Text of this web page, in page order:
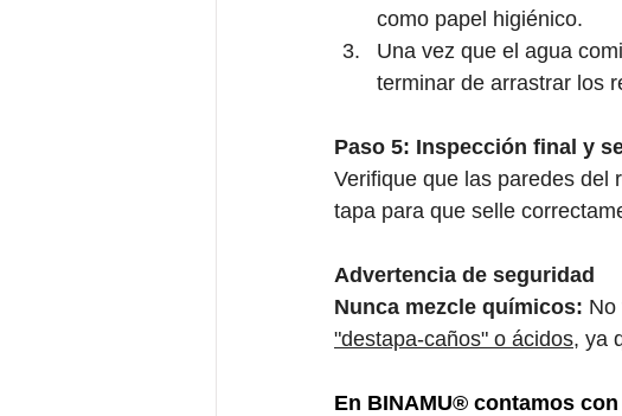
como papel higiénico.
Una vez que el agua
terminar de arrastrar los
Paso 5: Inspección final y
Verifique que las paredes del
tapa para que selle
Advertencia de seguridad
Nunca mezcle químicos: No
"destapa-caños" o ácidos, ya
En BINAMU® contamos